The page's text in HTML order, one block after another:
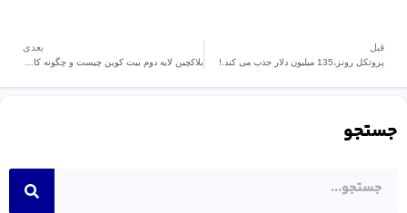
قبل
پروتکل رونز،135 میلیون دلار جذب می کند.!
بعدی
جستجو